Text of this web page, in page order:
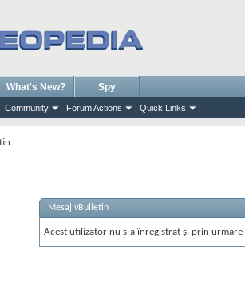
Community Forum Actions Quick Links
What's New? Spy
Mesaj vBulletin
Acest utilizator nu s-a înregistrat și prin